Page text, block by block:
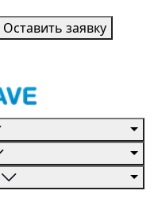
Оставить заявку